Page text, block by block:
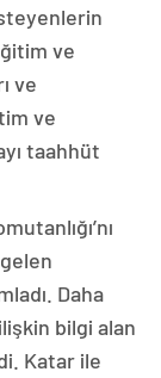
ve
ve
ve
taahhüt
Daha
bilgi alan
Katar ile